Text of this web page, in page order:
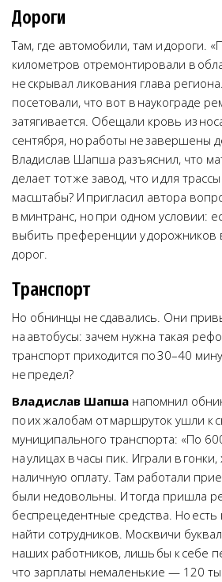
Дороги
Там, где автомобили, там и дороги.
километров отремонтировали в
не скрывал ликования глава
посетовали, что вот в наукограде
затягивается. Обещали кровь из
сентября, но работы не завершены
Владислав Шапша разъяснил, что
делает тот же завод, что и для
масштабы? И пригласил автора
в минтранс, но при одном условии:
выбить преференции у дорожников
дорог.
Транспорт
Но обнинцы не сдавались. Они
на автобусы: зачем нужна такая
транспорт приходится по 30–40
не предел?
Владислав Шапша напомнил
по их жалобам от маршруток ушли к
муниципального транспорта: «По
на улицах в часы пик. Играли в
наличную оплату. Там работали
были недовольны. И тогда пришла
беспрецедентные средства. Но
найти сотрудников. Москвичи
наших работников, лишь бы к себе
что зарплаты немаленькие — 120